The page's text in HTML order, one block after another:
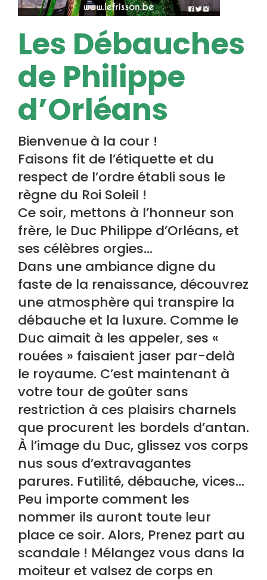
Les Débauches
de Philippe
d’Orléans
Bienvenue à la cour !
Faisons fit de l’étiquette et du
respect de l’ordre établi sous le
règne du Roi Soleil !
Ce soir, mettons à l’honneur son
frère, le Duc Philippe d’Orléans, et
ses célèbres orgies…
Dans une ambiance digne du
faste de la renaissance, découvrez
une atmosphère qui transpire la
débauche et la luxure. Comme le
Duc aimait à les appeler, ses «
rouées » faisaient jaser par-delà
le royaume. C’est maintenant à
votre tour de goûter sans
restriction à ces plaisirs charnels
que procurent les bordels d’antan.
À l’image du Duc, glissez vos corps
nus sous d’extravagantes
parures. Futilité, débauche, vices…
Peu importe comment les
nommer ils auront toute leur
place ce soir. Alors, Prenez part au
scandale ! Mélangez vous dans la
moiteur et valsez de corps en